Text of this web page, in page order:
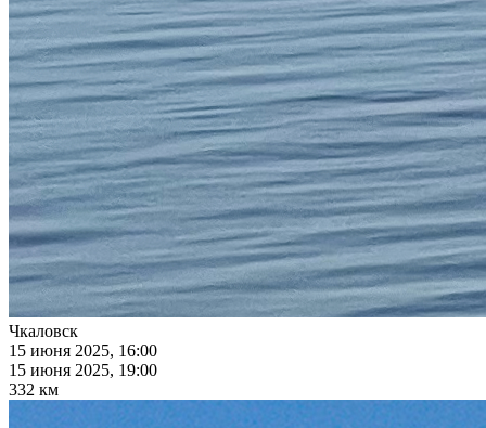
Чкаловск
15 июня 2025, 16:00
15 июня 2025, 19:00
332 км